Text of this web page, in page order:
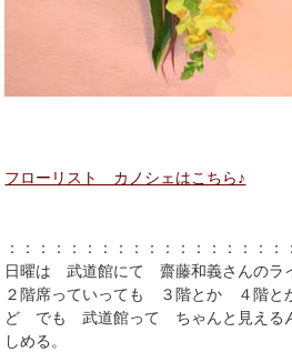
フローリスト カノシェはこちら♪
：：：：：：：：：：：：：：：：：：
日曜は 武道館にて 齋藤和義さんのラ
２階席っていっても ３階とか ４階と
ど でも 武道館って ちゃんと見え
しめる。